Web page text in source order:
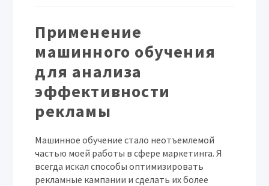
Применение
машинного обучения
для анализа
эффективности
рекламы
Машинное обучение стало неотъемлемой
частью моей работы в сфере маркетинга. Я
всегда искал способы оптимизировать
рекламные кампании и сделать их более